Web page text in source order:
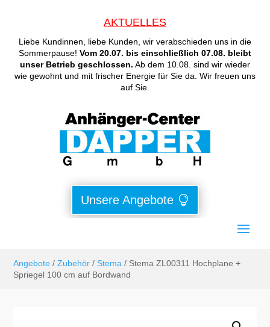
AKTUELLES
Liebe Kundinnen, liebe Kunden, wir verabschieden uns in die
Sommerpause! Vom 20.07. bis einschließlich 07.08. bleibt
unser Betrieb geschlossen. Ab dem 10.08. sind wir wieder
wie gewohnt und mit frischer Energie für Sie da. Wir freuen uns
auf Sie.
Unsere Angebote
Angebote /Zubehör /Stema / Stema ZL00311 Hochplane +
Spriegel 100 cm auf Bordwand